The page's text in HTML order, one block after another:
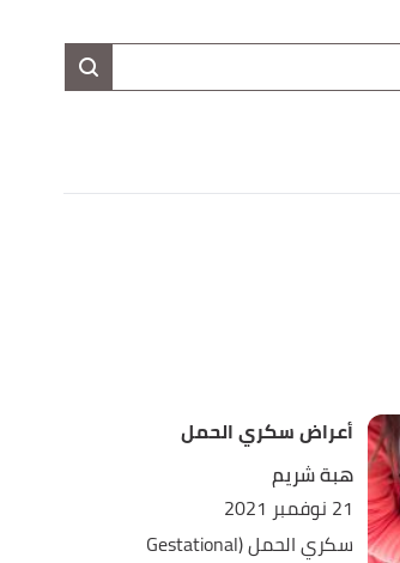
أعراض سكري الحمل
هبة شريم
21 نوفمبر 2021
سكري الحمل (Gestational